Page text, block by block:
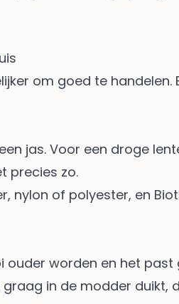
om goed te
jas. Voor een droge
precies zo.
of polyester, en
worden en het
in de modder duikt,